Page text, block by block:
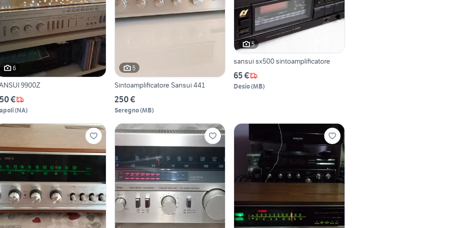
6
SANSUI 9900Z
€
(NA)
5
Sintoamplificatore Sansui 441
250 €
Seregno(MB)
5
sansui sx500 sintoamplificatore
65 €
Desio(MB)